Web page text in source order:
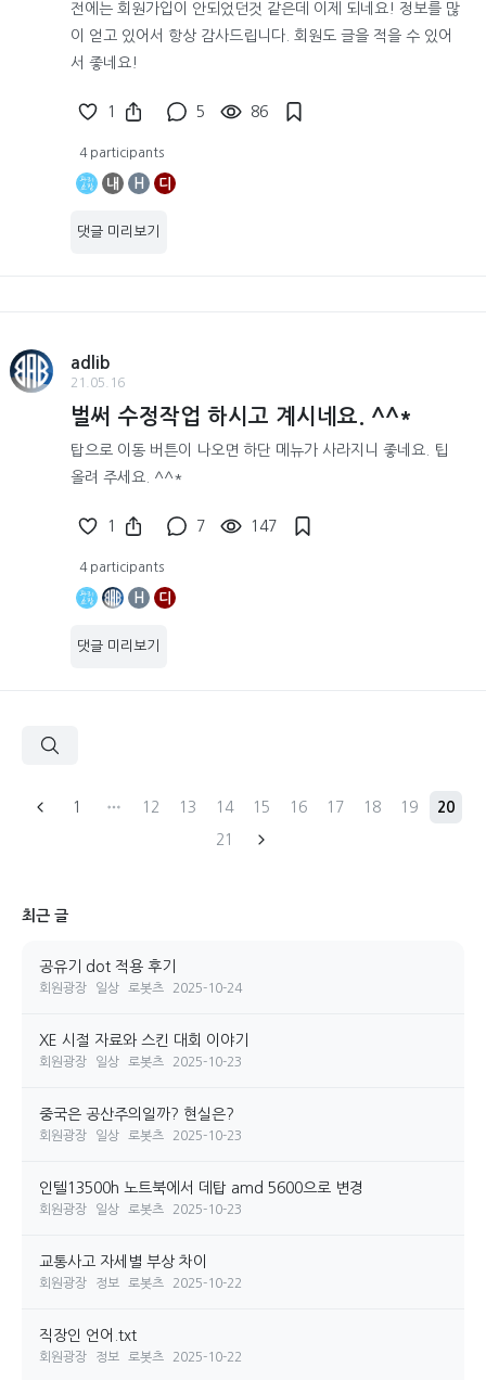
전에는 회원가입이 안되었던것 같은데 이제 되네요! 정보를 많
이 얻고 있어서 항상 감사드립니다. 회원도 글을 적을 수 있어
서 좋네요!
1 5 86
4 participants
내 H 디
댓글 미리보기
adlib
21.05.16
벌써 수정작업 하시고 계시네요. ^^*
탑으로 이동 버튼이 나오면 하단 메뉴가 사라지니 좋네요. 팁
올려 주세요. ^^*
1 7 147
4 participants
H 디
댓글 미리보기
1 12 13 14 15 16 17 18 19 20
21
최근 글
공유기 dot 적용 후기
회원광장 일상 로봇츠 2025-10-24
XE 시절 자료와 스킨 대회 이야기
회원광장 일상 로봇츠 2025-10-23
중국은 공산주의일까? 현실은?
회원광장 일상 로봇츠 2025-10-23
인텔13500h 노트북에서 데탑 amd 5600으로 변경
회원광장 일상 로봇츠 2025-10-23
교통사고 자세별 부상 차이
회원광장 정보 로봇츠 2025-10-22
직장인 언어.txt
회원광장 정보 로봇츠 2025-10-22